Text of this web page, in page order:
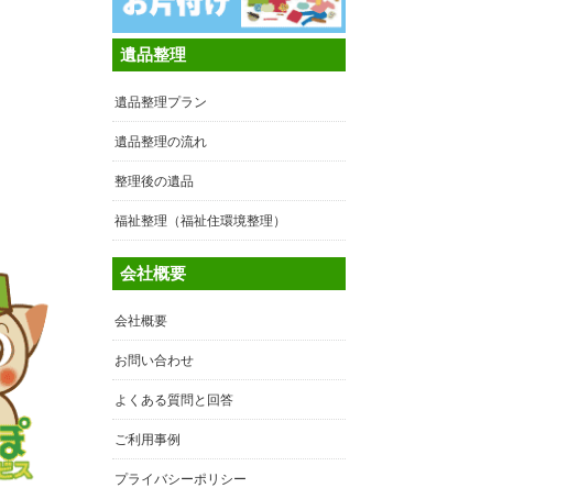
遺品整理
遺品整理プラン
遺品整理の流れ
整理後の遺品
福祉整理（福祉住環境整理）
会社概要
会社概要
お問い合わせ
よくある質問と回答
ご利用事例
プライバシーポリシー